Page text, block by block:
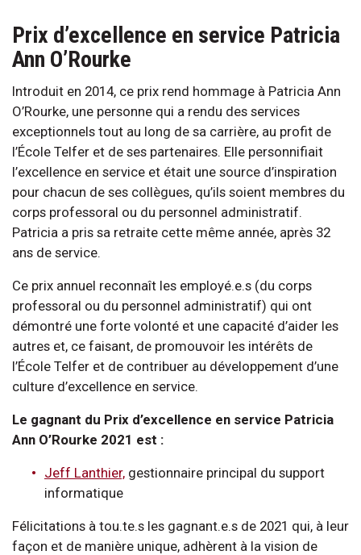
Prix d’excellence en service Patricia
Ann O’Rourke
Introduit en 2014, ce prix rend hommage à Patricia Ann
O’Rourke, une personne qui a rendu des services
exceptionnels tout au long de sa carrière, au profit de
l’École Telfer et de ses partenaires. Elle personnifiait
l’excellence en service et était une source d’inspiration
pour chacun de ses collègues, qu’ils soient membres du
corps professoral ou du personnel administratif.
Patricia a pris sa retraite cette même année, après 32
ans de service.
Ce prix annuel reconnaît les employé.e.s (du corps
professoral ou du personnel administratif) qui ont
démontré une forte volonté et une capacité d’aider les
autres et, ce faisant, de promouvoir les intérêts de
l’École Telfer et de contribuer au développement d’une
culture d’excellence en service.
Le gagnant du Prix d’excellence en service Patricia
Ann O’Rourke 2021 est :
Jeff Lanthier, gestionnaire principal du support
informatique
Félicitations à tou.te.s les gagnant.e.s de 2021 qui, à leur
façon et de manière unique, adhèrent à la vision de